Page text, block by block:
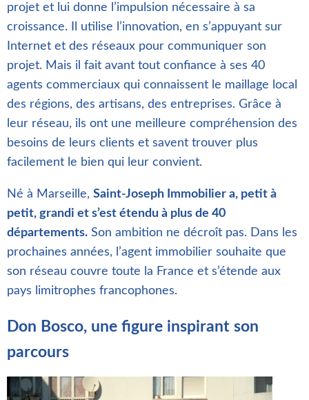
projet et lui donne l’impulsion nécessaire à sa
croissance. Il utilise l’innovation, en s’appuyant sur
Internet et des réseaux pour communiquer son
projet. Mais il fait avant tout confiance à ses 40
agents commerciaux qui connaissent le maillage local
des régions, des artisans, des entreprises. Grâce à
leur réseau, ils ont une meilleure compréhension des
besoins de leurs clients et savent trouver plus
facilement le bien qui leur convient.
Né à Marseille, Saint-Joseph Immobilier a, petit à
petit, grandi et s’est étendu à plus de 40
départements. Son ambition ne décroît pas. Dans les
prochaines années, l’agent immobilier souhaite que
son réseau couvre toute la France et s’étende aux
pays limitrophes francophones.
Don Bosco, une figure inspirant son
parcours